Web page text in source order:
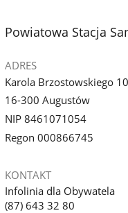
stopka
Powiatowa Stacja
ADRES
Karola Brzostowskiego 10
16-300 Augustów
NIP 8461071054
Regon 000866745
KONTAKT
Infolinia dla Obywatela
(87) 643 32 80